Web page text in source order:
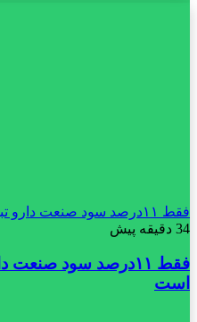
فقط ۱۱‌درصد سود صنعت دارو تبدیل به نقدینگی شده است
34 دقیقه پیش
فقط ۱۱‌درصد سود
است